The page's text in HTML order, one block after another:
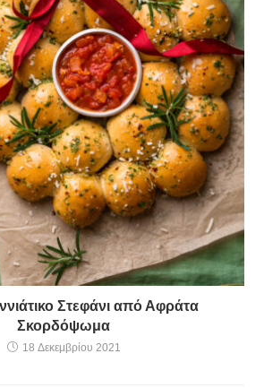
Στεφάνι από Αφράτα
Σκορδόψωμα
18 Δεκεμβρίου 2021